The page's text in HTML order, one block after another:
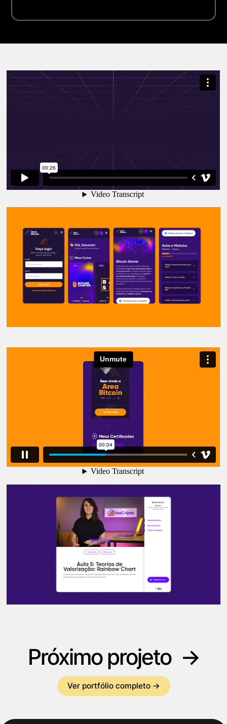
Próximo projeto →
Ver portfólio completo →